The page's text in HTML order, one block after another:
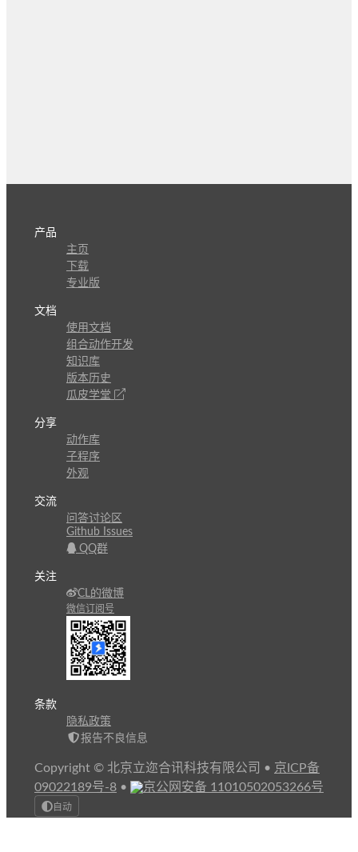
产品
主页
下载
专业版
文档
使用文档
组合动作开发
知识库
版本历史
瓜皮学堂
分享
动作库
子程序
外观
交流
问答讨论区
Github Issues
QQ群
关注
CL的微博
微信订阅号
条款
隐私政策
报告不良信息
Copyright © 北京立迩合讯科技有限公司 • 京ICP备
09022189号-8 • 京公网安备 11010502053266号
自动